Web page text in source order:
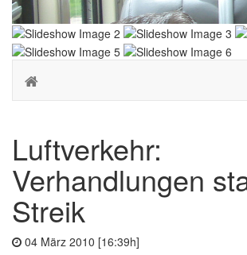
Luftverkehr:
Verhandlungen
Streik
04 März 2010 [16:39h]